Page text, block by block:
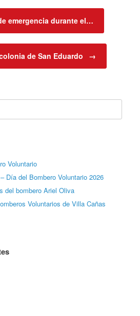
emergencia durante el…
de San Eduardo →
Voluntario
Día del Bombero Voluntario 2026
del bombero Ariel Oliva
Voluntarios de Villa Cañas